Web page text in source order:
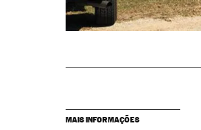
MAIS INFORMAÇÕES